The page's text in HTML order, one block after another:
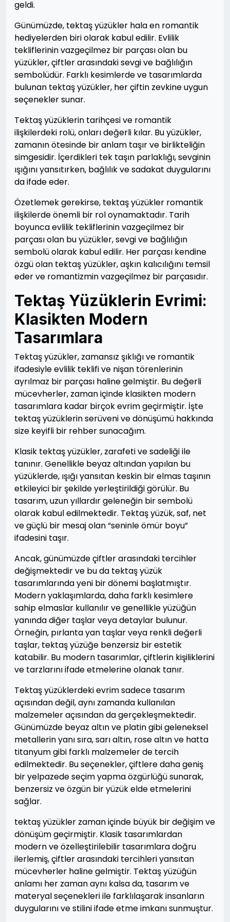
geldi.
Günümüzde, tektaş yüzükler hala en romantik
hediyelerden biri olarak kabul edilir. Evlilik
tekliflerinin vazgeçilmez bir parçası olan bu
yüzükler, çiftler arasındaki sevgi ve bağlılığın
sembolüdür. Farklı kesimlerde ve tasarımlarda
bulunan tektaş yüzükler, her çiftin zevkine uygun
seçenekler sunar.
Tektaş yüzüklerin tarihçesi ve romantik
ilişkilerdeki rolü, onları değerli kılar. Bu yüzükler,
zamanın ötesinde bir anlam taşır ve birlikteliğin
simgesidir. İçerdikleri tek taşın parlaklığı, sevginin
ışığını yansıtırken, bağlılık ve sadakat duygularını
da ifade eder.
Özetlemek gerekirse, tektaş yüzükler romantik
ilişkilerde önemli bir rol oynamaktadır. Tarih
boyunca evlilik tekliflerinin vazgeçilmez bir
parçası olan bu yüzükler, sevgi ve bağlılığın
sembolü olarak kabul edilir. Her parçası kendine
özgü olan tektaş yüzükler, aşkın kalıcılığını temsil
eder ve romantizmin vazgeçilmez bir parçasıdır.
Tektaş Yüzüklerin Evrimi:
Klasikten Modern
Tasarımlara
Tektaş yüzükler, zamansız şıklığı ve romantik
ifadesiyle evlilik teklifi ve nişan törenlerinin
ayrılmaz bir parçası haline gelmiştir. Bu değerli
mücevherler, zaman içinde klasikten modern
tasarımlara kadar birçok evrim geçirmiştir. İşte
tektaş yüzüklerin serüveni ve dönüşümü hakkında
size keyifli bir rehber sunacağım.
Klasik tektaş yüzükler, zarafeti ve sadeliği ile
tanınır. Genellikle beyaz altından yapılan bu
yüzüklerde, ışığı yansıtan keskin bir elmas taşının
etkileyici bir şekilde yerleştirildiği görülür. Bu
tasarım, uzun yıllardır geleneğin bir sembolü
olarak kabul edilmektedir. Tektaş yüzük, saf, net
ve güçlü bir mesaj olan “seninle ömür boyu”
ifadesini taşır.
Ancak, günümüzde çiftler arasındaki tercihler
değişmektedir ve bu da tektaş yüzük
tasarımlarında yeni bir dönemi başlatmıştır.
Modern yaklaşımlarda, daha farklı kesimlere
sahip elmaslar kullanılır ve genellikle yüzüğün
yanında diğer taşlar veya detaylar bulunur.
Örneğin, pırlanta yan taşlar veya renkli değerli
taşlar, tektaş yüzüğe benzersiz bir estetik
katabilir. Bu modern tasarımlar, çiftlerin kişiliklerini
ve tarzlarını ifade etmelerine olanak tanır.
Tektaş yüzüklerdeki evrim sadece tasarım
açısından değil, aynı zamanda kullanılan
malzemeler açısından da gerçekleşmektedir.
Günümüzde beyaz altın ve platin gibi geleneksel
metallerin yanı sıra, sarı altın, rose altın ve hatta
titanyum gibi farklı malzemeler de tercih
edilmektedir. Bu seçenekler, çiftlere daha geniş
bir yelpazede seçim yapma özgürlüğü sunarak,
benzersiz ve özgün bir yüzük elde etmelerini
sağlar.
tektaş yüzükler zaman içinde büyük bir değişim ve
dönüşüm geçirmiştir. Klasik tasarımlardan
modern ve özelleştirilebilir tasarımlara doğru
ilerlemiş, çiftler arasındaki tercihleri yansıtan
mücevherler haline gelmiştir. Tektaş yüzüğün
anlamı her zaman aynı kalsa da, tasarım ve
materyal seçenekleri ile farklılaşarak insanların
duygularını ve stilini ifade etme imkanı sunmuştur.